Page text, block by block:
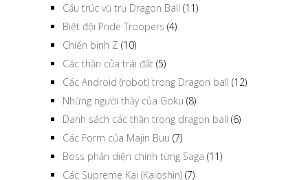
Cấu trúc vũ trụ Dragon Ball (11)
Biệt đội Pride Troopers (4)
Chiến binh Z (10)
Các thần của trái đất (5)
Các Android (robot) trong Dragon ball (12)
Những người thầy của Goku (8)
Danh sách các thần trong dragon ball (6)
Các Form của Majin Buu (7)
Boss phản diện chính từng Saga (11)
Các Supreme Kai (Kaioshin) (7)